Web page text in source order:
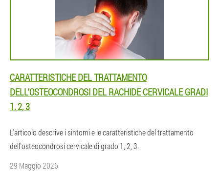
CARATTERISTICHE DEL TRATTAMENTO
DELL'OSTEOCONDROSI DEL RACHIDE CERVICALE GRADI
1, 2, 3
L'articolo descrive i sintomi e le caratteristiche del trattamento
dell'osteocondrosi cervicale di grado 1, 2, 3.
29 Maggio 2026